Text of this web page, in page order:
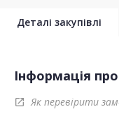
Деталі закупівлі
Інформація
open_in_new Як перевірити